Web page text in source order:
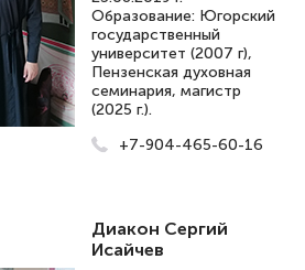
Образование: Югорский
государственный
университет (2007 г),
Пензенская духовная
семинария, магистр
(2025 г.).
+7-904-465-60-16
Диакон Сергий
Исайчев